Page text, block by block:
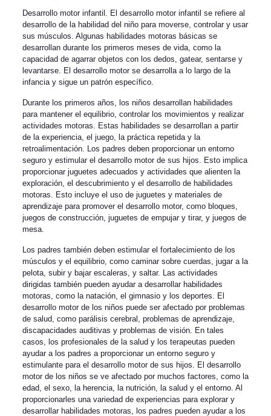
Desarrollo motor infantil. El desarrollo motor infantil se refiere al
desarrollo de la habilidad del niño para moverse, controlar y usar
sus músculos. Algunas habilidades motoras básicas se
desarrollan durante los primeros meses de vida, como la
capacidad de agarrar objetos con los dedos, gatear, sentarse y
levantarse. El desarrollo motor se desarrolla a lo largo de la
infancia y sigue un patrón específico.
Durante los primeros años, los niños desarrollan habilidades
para mantener el equilibrio, controlar los movimientos y realizar
actividades motoras. Estas habilidades se desarrollan a partir
de la experiencia, el juego, la práctica repetida y la
retroalimentación. Los padres deben proporcionar un entorno
seguro y estimular el desarrollo motor de sus hijos. Esto implica
proporcionar juguetes adecuados y actividades que alienten la
exploración, el descubrimiento y el desarrollo de habilidades
motoras. Esto incluye el uso de juguetes y materiales de
aprendizaje para promover el desarrollo motor, como bloques,
juegos de construcción, juguetes de empujar y tirar, y juegos de
mesa.
Los padres también deben estimular el fortalecimiento de los
músculos y el equilibrio, como caminar sobre cuerdas, jugar a la
pelota, subir y bajar escaleras, y saltar. Las actividades
dirigidas también pueden ayudar a desarrollar habilidades
motoras, como la natación, el gimnasio y los deportes. El
desarrollo motor de los niños puede ser afectado por problemas
de salud, como parálisis cerebral, problemas de aprendizaje,
discapacidades auditivas y problemas de visión. En tales
casos, los profesionales de la salud y los terapeutas pueden
ayudar a los padres a proporcionar un entorno seguro y
estimulante para el desarrollo motor de sus hijos. El desarrollo
motor de los niños se ve afectado por muchos factores, como la
edad, el sexo, la herencia, la nutrición, la salud y el entorno. Al
proporcionarles una variedad de experiencias para explorar y
desarrollar habilidades motoras, los padres pueden ayudar a los